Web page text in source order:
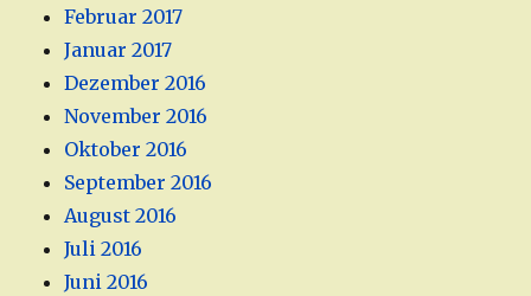
Februar 2017
Januar 2017
Dezember 2016
November 2016
Oktober 2016
September 2016
August 2016
Juli 2016
Juni 2016